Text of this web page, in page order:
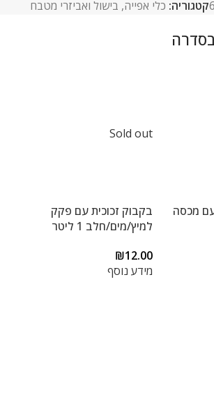
קטגוריה: כלי אפייה, בישול ואביזרי מטבח
עם מכסה
Sold out
בקבוק זכוכית עם פקק
למיץ/מים/חלב 1 ליטר
₪12.00
מידע נוסף